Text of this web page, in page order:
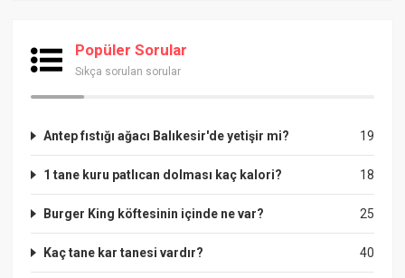
Popüler Sorular
Sıkça sorulan sorular
19
Antep fıstığı ağacı Balıkesir'de yetişir mi?
18
1 tane kuru patlıcan dolması kaç kalori?
25
Burger King köftesinin içinde ne var?
40
Kaç tane kar tanesi vardır?